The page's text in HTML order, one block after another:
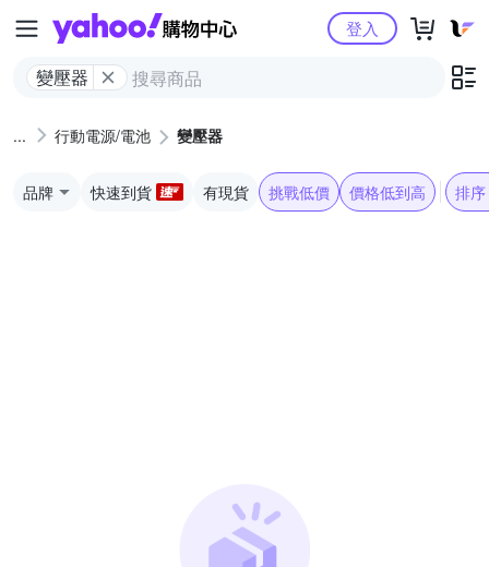
Yahoo購物中心
變壓器
登入
行動電源/電池 變壓器
品牌 快速到貨 有現貨 挑戰低價 價格低到高 排序